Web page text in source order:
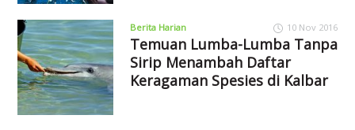
Berita Harian 10 Nov 2016
Temuan Lumba-Lumba Tanpa
Sirip Menambah Daftar
Keragaman Spesies di Kalbar